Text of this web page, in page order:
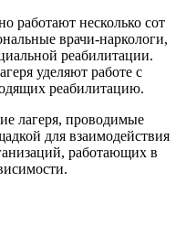
работают несколько сот
врачи-наркологи,
реабилитации.
уделяют работе с
реабилитацию.
лагеря, проводимые
для взаимодействия
работающих в